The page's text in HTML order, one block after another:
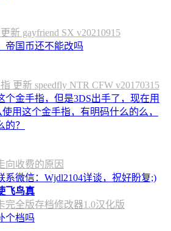
新 gayfriend SX v20210915
帝国币还不能改吗
更新 speedfly NTR CFW v20170315
个金手指，但是3DS出手了，现在用
用这个金手指，有明码什么的么，
？
向收费的原因
系微信：Wjdl2104详谈，祝好盼复;)
飞鸟真
完全版存档修改器1.0汉化版
个档吗